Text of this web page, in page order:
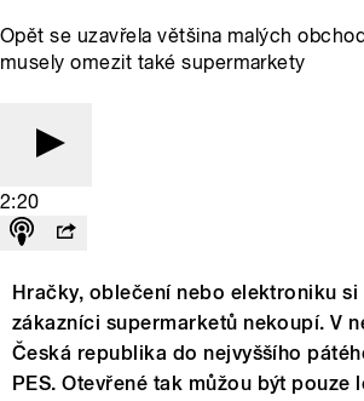
Opět se uzavřela většina malých
musely omezit také supermarkety
2:20
Hračky, oblečení nebo elektroniku si
zákazníci supermarketů nekoupí. V
Česká republika do nejvyššího
PES. Otevřené tak můžou být pouze